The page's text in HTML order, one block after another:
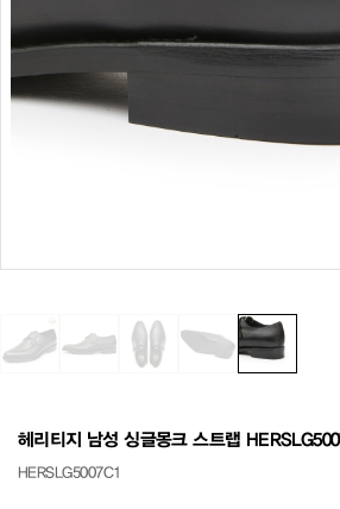
헤리티지 남성 싱글몽크 스트랩
HERSLG5007C1